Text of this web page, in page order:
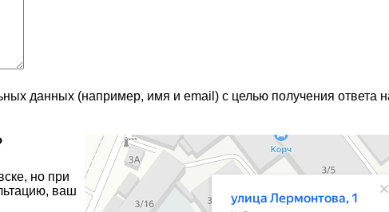
данных (например, имя и email) с целью получения
но при
ваш
Хабаровск
Улица Лермонтова, 1 — Яндекс Карты